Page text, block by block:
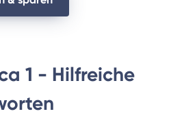
1 - Hilfreiche